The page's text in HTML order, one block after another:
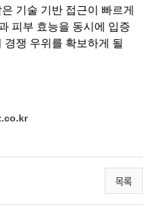
기술 기반 접근이 빠르게
피부 효능을 동시에 입증
쟁 우위를 확보하게 될
목록